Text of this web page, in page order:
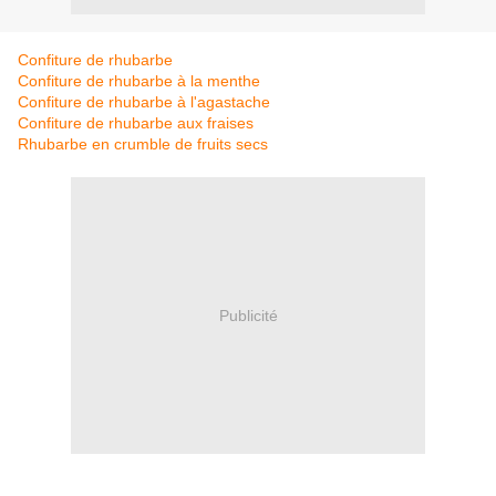
Confiture de rhubarbe
Confiture de rhubarbe à la menthe
Confiture de rhubarbe à l'agastache
Confiture de rhubarbe aux fraises
Rhubarbe en crumble de fruits secs
Publicité